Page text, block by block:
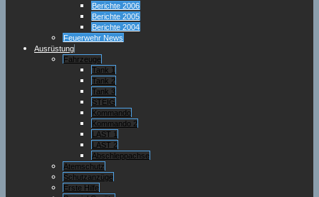
Berichte 2006
Berichte 2005
Berichte 2004
Feuerwehr News
Ausrüstung
Fahrzeuge
Tank 1
Tank 2
Tank 3
STEIG
Kommando
Kommando 2
LAST 1
LAST 2
Abschleppachse
Atemschutz
Schutzanzüge
Erste Hilfe